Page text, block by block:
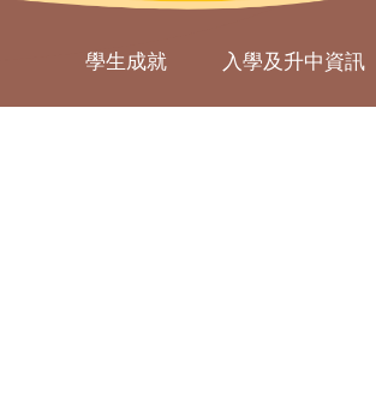
學生成就 入學及升中資訊